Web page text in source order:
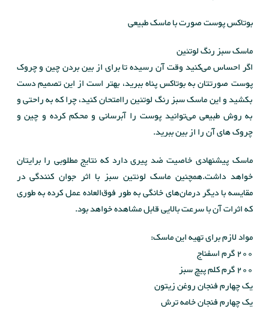
بوتاکس پوست صورت با ماسک طبیعی
ماسک سبز رنگ لوتئین
اگر احساس می‌کنید وقت آن رسیده تا برای از بین بردن چین و چروک
پوست صورتتان به بوتاکس پناه ببرید، بهتر است از این تصمیم دست
بکشید و این ماسک سبز رنگ لوتئین راامتحان کنید، چرا که به راحتی و
به روش طبیعی می‌توانید پوست را آبرسانی و محکم کرده و چین و
چروک های آن را از بین ببرید.
ماسک پیشنهادی خاصیت ضد پیری دارد که نتایج مطلوبی را برایتان
خواهد داشت.همچنین ماسک لوئتین سبز با اثر جوان کنندگی در
مقایسه با دیگر درمان‌های خانگی به طور فوق‌العاده عمل کرده به طوری
که اثرات آن با سرعت بالایی قابل مشاهده خواهد بود.
مواد لازم برای تهیه این ماسک:
200 گرم اسفناج
200 گرم کلم پیچ سبز
یک چهارم فنجان روغن زیتون
یک چهارم فنجان خامه ترش